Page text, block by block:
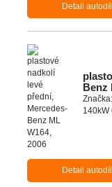
Detail
Benz
140kW
Detail